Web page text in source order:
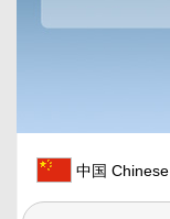
中国 Chinese